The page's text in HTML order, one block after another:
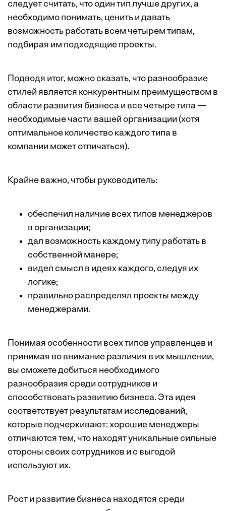
следует считать, что один тип лучше других, а
необходимо понимать, ценить и давать
возможность работать всем четырем типам,
подбирая им подходящие проекты.
Подводя итог, можно сказать, что разнообразие
стилей является конкурентным преимуществом в
области развития бизнеса и все четыре типа —
необходимые части вашей организации (хотя
оптимальное количество каждого типа в
компании может отличаться).
Крайне важно, чтобы руководитель:
обеспечил наличие всех типов менеджеров
в организации;
дал возможность каждому типу работать в
собственной манере;
видел смысл в идеях каждого, следуя их
логике;
правильно распределял проекты между
менеджерами.
Понимая особенности всех типов управленцев и
принимая во внимание различия в их мышлении,
вы сможете добиться необходимого
разнообразия среди сотрудников и
способствовать развитию бизнеса. Эта идея
соответствует результатам исследований,
которые подчеркивают: хорошие менеджеры
отличаются тем, что находят уникальные сильные
стороны своих сотрудников и с выгодой
используют их.
Рост и развитие бизнеса находятся среди